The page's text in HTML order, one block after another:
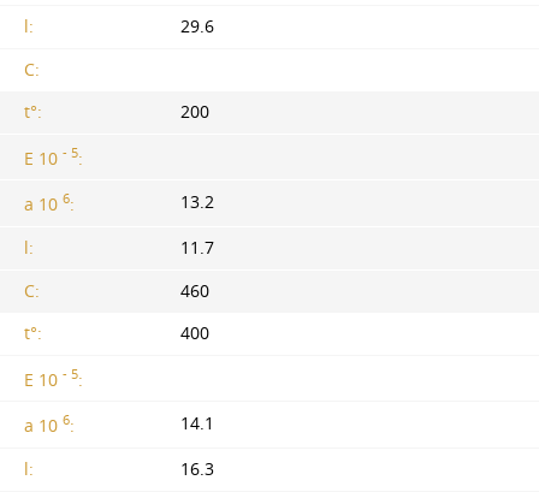
l:
29.6
C:
t°:
200
E 10 - 5:
a 10 6: 13.2
l:
11.7
C:
460
t°:
400
E 10 - 5:
a 10 6: 14.1
l:
16.3